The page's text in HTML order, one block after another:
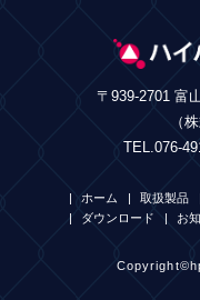
〒939-2701 富
（
TEL.076-
ホーム 取扱製品
ダウンロード
お